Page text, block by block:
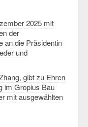
2025 mit
der
an die Präsidentin
und
gibt zu Ehren
im Gropius Bau
mit ausgewählten